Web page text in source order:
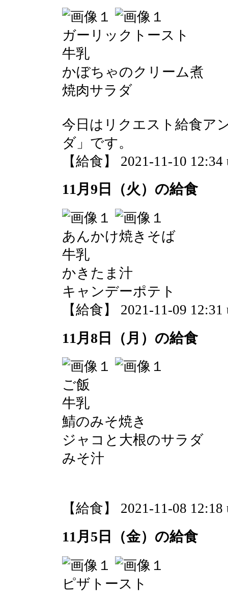
ガーリックトースト
牛乳
かぼちゃのクリーム煮
焼肉サラダ
今日はリクエスト給食ア
ダ」です。
【給食】 2021-11-10 12:34
11月9日（火）の給食
あんかけ焼きそば
牛乳
かきたま汁
キャンデーポテト
【給食】 2021-11-09 12:31
11月8日（月）の給食
ご飯
牛乳
鯖のみそ焼き
ジャコと大根のサラダ
みそ汁
【給食】 2021-11-08 12:18
11月5日（金）の給食
ピザトースト